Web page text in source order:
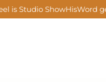
is Studio ShowHisWord